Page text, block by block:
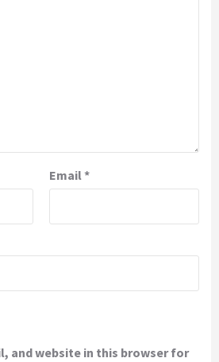
Email*
and website in this browser for